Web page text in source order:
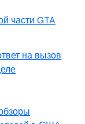
части GTA
на вызов